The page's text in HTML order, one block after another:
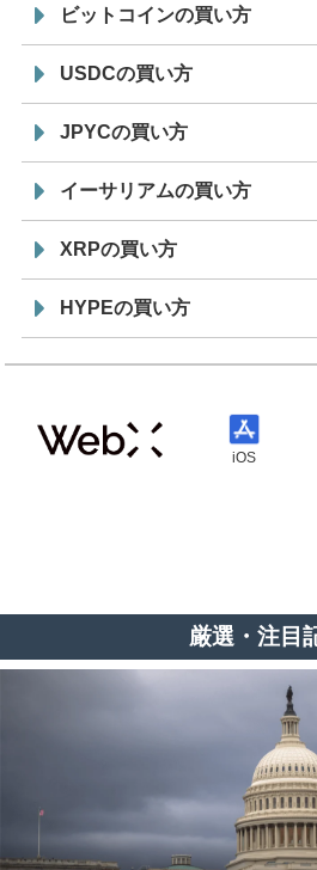
ビットコインの買い方
USDCの買い方
JPYCの買い方
イーサリアムの買い方
XRPの買い方
HYPEの買い方
iOS
厳選・注目